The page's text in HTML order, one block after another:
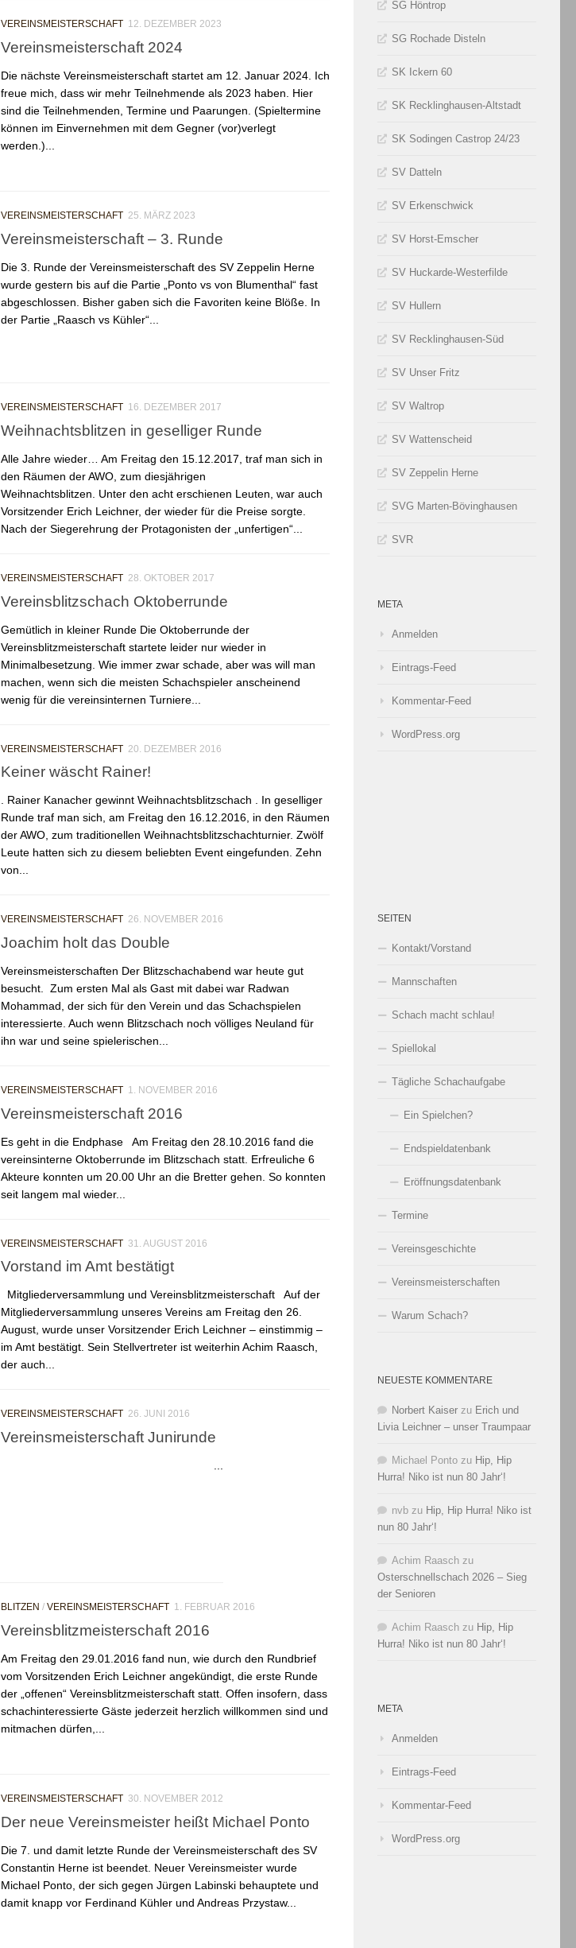
VEREINSMEISTERSCHAFT 12. DEZEMBER 2023
Vereinsmeisterschaft 2024
Die nächste Vereinsmeisterschaft startet am 12. Januar 2024. Ich
freue mich, dass wir mehr Teilnehmende als 2023 haben. Hier
sind die Teilnehmenden, Termine und Paarungen. (Spieltermine
können im Einvernehmen mit dem Gegner (vor)verlegt
werden.)...
VEREINSMEISTERSCHAFT 25. MÄRZ 2023
Vereinsmeisterschaft – 3. Runde
Die 3. Runde der Vereinsmeisterschaft des SV Zeppelin Herne
wurde gestern bis auf die Partie „Ponto vs von Blumenthal“ fast
abgeschlossen. Bisher gaben sich die Favoriten keine Blöße. In
der Partie „Raasch vs Kühler“...
VEREINSMEISTERSCHAFT 16. DEZEMBER 2017
Weihnachtsblitzen in geselliger Runde
Alle Jahre wieder… Am Freitag den 15.12.2017, traf man sich in
den Räumen der AWO, zum diesjährigen
Weihnachtsblitzen. Unter den acht erschienen Leuten, war auch
Vorsitzender Erich Leichner, der wieder für die Preise sorgte.
Nach der Siegerehrung der Protagonisten der „unfertigen“...
VEREINSMEISTERSCHAFT 28. OKTOBER 2017
Vereinsblitzschach Oktoberrunde
Gemütlich in kleiner Runde Die Oktoberrunde der
Vereinsblitzmeisterschaft startete leider nur wieder in
Minimalbesetzung. Wie immer zwar schade, aber was will man
machen, wenn sich die meisten Schachspieler anscheinend
wenig für die vereinsinternen Turniere...
VEREINSMEISTERSCHAFT 20. DEZEMBER 2016
Keiner wäscht Rainer!
. Rainer Kanacher gewinnt Weihnachtsblitzschach . In geselliger
Runde traf man sich, am Freitag den 16.12.2016, in den Räumen
der AWO, zum traditionellen Weihnachtsblitzschachturnier. Zwölf
Leute hatten sich zu diesem beliebten Event eingefunden. Zehn
von...
VEREINSMEISTERSCHAFT 26. NOVEMBER 2016
Joachim holt das Double
Vereinsmeisterschaften Der Blitzschachabend war heute gut
besucht. Zum ersten Mal als Gast mit dabei war Radwan
Mohammad, der sich für den Verein und das Schachspielen
interessierte. Auch wenn Blitzschach noch völliges Neuland für
ihn war und seine spielerischen...
VEREINSMEISTERSCHAFT 1. NOVEMBER 2016
Vereinsmeisterschaft 2016
Es geht in die Endphase Am Freitag den 28.10.2016 fand die
vereinsinterne Oktoberrunde im Blitzschach statt. Erfreuliche 6
Akteure konnten um 20.00 Uhr an die Bretter gehen. So konnten
seit langem mal wieder...
VEREINSMEISTERSCHAFT 31. AUGUST 2016
Vorstand im Amt bestätigt
Mitgliederversammlung und Vereinsblitzmeisterschaft Auf der
Mitgliederversammlung unseres Vereins am Freitag den 26.
August, wurde unser Vorsitzender Erich Leichner – einstimmig –
im Amt bestätigt. Sein Stellvertreter ist weiterhin Achim Raasch,
der auch...
VEREINSMEISTERSCHAFT 26. JUNI 2016
Vereinsmeisterschaft Junirunde
BLITZEN / VEREINSMEISTERSCHAFT 1. FEBRUAR 2016
Vereinsblitzmeisterschaft 2016
Am Freitag den 29.01.2016 fand nun, wie durch den Rundbrief
vom Vorsitzenden Erich Leichner angekündigt, die erste Runde
der „offenen“ Vereinsblitzmeisterschaft statt. Offen insofern, dass
schachinteressierte Gäste jederzeit herzlich willkommen sind und
mitmachen dürfen,...
VEREINSMEISTERSCHAFT 30. NOVEMBER 2012
Der neue Vereinsmeister heißt Michael Ponto
Die 7. und damit letzte Runde der Vereinsmeisterschaft des SV
Constantin Herne ist beendet. Neuer Vereinsmeister wurde
Michael Ponto, der sich gegen Jürgen Labinski behauptete und
damit knapp vor Ferdinand Kühler und Andreas Przystaw...
SG Höntrop
SG Rochade Disteln
SK Ickern 60
SK Recklinghausen-Altstadt
SK Sodingen Castrop 24/23
SV Datteln
SV Erkenschwick
SV Horst-Emscher
SV Huckarde-Westerfilde
SV Hullern
SV Recklinghausen-Süd
SV Unser Fritz
SV Waltrop
SV Wattenscheid
SV Zeppelin Herne
SVG Marten-Bövinghausen
SVR
META
Anmelden
Eintrags-Feed
Kommentar-Feed
WordPress.org
SEITEN
Kontakt/Vorstand
Mannschaften
Schach macht schlau!
Spiellokal
Tägliche Schachaufgabe
Ein Spielchen?
Endspieldatenbank
Eröffnungsdatenbank
Termine
Vereinsgeschichte
Vereinsmeisterschaften
Warum Schach?
NEUESTE KOMMENTARE
Norbert Kaiser zu Erich und
Livia Leichner – unser Traumpaar
Michael Ponto zu Hip, Hip
Hurra! Niko ist nun 80 Jahr‘!
nvb zu Hip, Hip Hurra! Niko ist
nun 80 Jahr‘!
Achim Raasch zu
Osterschnellschach 2026 – Sieg
der Senioren
Achim Raasch zu Hip, Hip
Hurra! Niko ist nun 80 Jahr‘!
META
Anmelden
Eintrags-Feed
Kommentar-Feed
WordPress.org